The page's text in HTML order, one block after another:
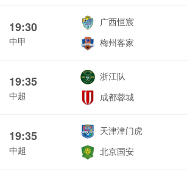
19:30
中甲
广西恒宸
梅州客家
19:35
中超
浙江队
成都蓉城
19:35
中超
天津津门虎
北京国安